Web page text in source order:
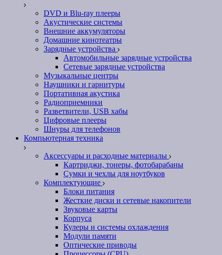
DVD и Blu-ray плееры
Акустические системы
Внешние аккумуляторы
Домашние кинотеатры
Зарядные устройства
Автомобильные зарядные устройства
Сетевые зарядные устройства
Музыкальные центры
Наушники и гарнитуры
Портативная акустика
Радиоприемники
Разветвители, USB хабы
Цифровые плееры
Шнуры для телефонов
Компьютерная техника
Аксессуары и расходные материалы
Картриджи, тонеры, фотобарабаны
Сумки и чехлы для ноутбуков
Комплектующие
Блоки питания
Жесткие диски и сетевые накопители
Звуковые карты
Корпуса
Кулеры и системы охлаждения
Модули памяти
Оптические приводы